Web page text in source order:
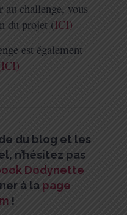
au challenge, vous
du projet (ICI)
est également
du blog et les
n’hésitez pas
Dodynette
à lapage
!